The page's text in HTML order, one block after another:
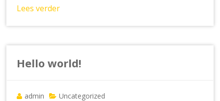
Lees verder
Hello world!
admin Uncategorized